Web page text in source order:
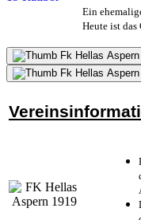
Ein
Heute ist das